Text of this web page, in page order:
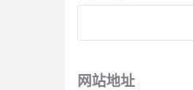
网站地址